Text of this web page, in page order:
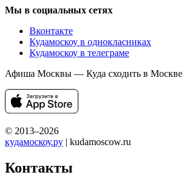
Мы в социальных сетях
Вконтакте
Кудамоскоу в однокласниках
Кудамоскоу в телеграме
Афиша Москвы — Куда сходить в Москве
© 2013–2026
кудамоскоу.ру | kudamoscow.ru
Контакты